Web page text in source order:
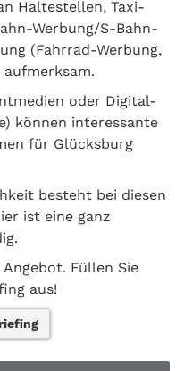
Haltestellen, Taxi-
Werbung/S-Bahn-
(Fahrrad-Werbung,
aufmerksam.
oder Digital-
können interessante
für Glücksburg
besteht bei diesen
ist eine ganz
Füllen Sie
aus!